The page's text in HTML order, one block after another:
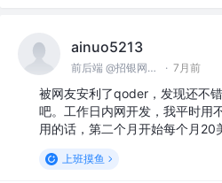
ainuo5213
前后端 @招银网络科技 · 7月前
被网友安利了qoder，发现还不
吧。工作日内网开发，我平时用
用的话，第二个月开始每个月20
上班摸鱼